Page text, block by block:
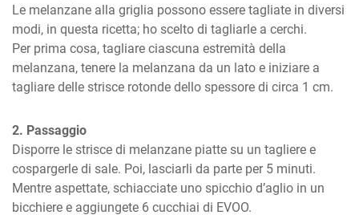
Le melanzane alla griglia possono essere tagliate in diversi
modi, in questa ricetta; ho scelto di tagliarle a cerchi.
Per prima cosa, tagliare ciascuna estremità della
melanzana, tenere la melanzana da un lato e iniziare a
tagliare delle strisce rotonde dello spessore di circa 1 cm.
2. Passaggio
Disporre le strisce di melanzane piatte su un tagliere e
cospargerle di sale. Poi, lasciarli da parte per 5 minuti.
Mentre aspettate, schiacciate uno spicchio d’aglio in un
bicchiere e aggiungete 6 cucchiai di EVOO.